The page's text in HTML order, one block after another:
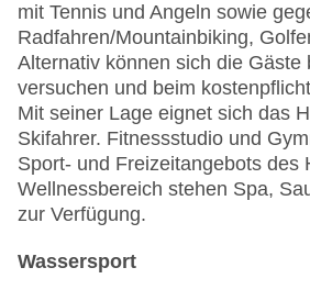
mit Tennis und Angeln sowie
Radfahren/Mountainbiking,
Alternativ können sich die Gäste
versuchen und beim
Mit seiner Lage eignet sich das
Skifahrer. Fitnessstudio und
Sport- und Freizeitangebots des
Wellnessbereich stehen Spa,
zur Verfügung.
Wassersport